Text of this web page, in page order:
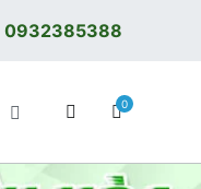
0932385388
0